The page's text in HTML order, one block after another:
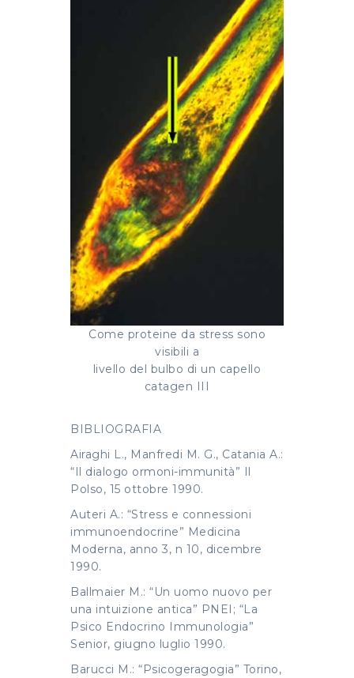
Come proteine da stress sono
visibili a
livello del bulbo di un capello
catagen III
BIBLIOGRAFIA
Airaghi L., Manfredi M. G., Catania A.:
“Il dialogo ormoni-immunità” Il
Polso, 15 ottobre 1990.
Auteri A.: “Stress e connessioni
immunoendocrine” Medicina
Moderna, anno 3, n 10, dicembre
1990.
Ballmaier M.: “Un uomo nuovo per
una intuizione antica” PNEI; “La
Psico Endocrino Immunologia”
Senior, giugno luglio 1990.
Barucci M.: “Psicogeragogia” Torino,